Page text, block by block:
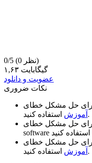
0/5
(0 نظر)
۱,۶۳ گیگابایت
عضویت و دانلود
نکات ضروری
آموزش استفاده کنید.
software
آموزش استفاده کنید.